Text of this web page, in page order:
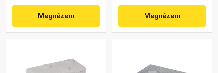
Megnézem Megnézem